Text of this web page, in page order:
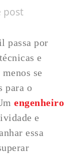
post
passa por
e
se
para o
engenheiro
e
essa